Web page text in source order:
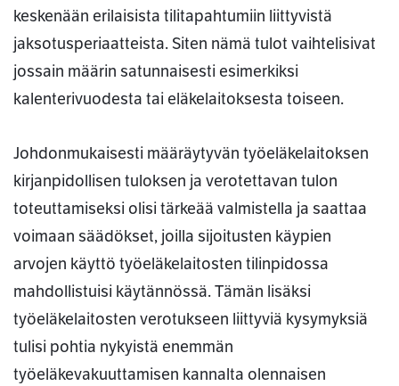
keskenään erilaisista tilitapahtumiin liittyvistä
jaksotusperiaatteista. Siten nämä tulot vaihtelisivat
jossain määrin satunnaisesti esimerkiksi
kalenterivuodesta tai eläkelaitoksesta toiseen.
Johdonmukaisesti määräytyvän työeläkelaitoksen
kirjanpidollisen tuloksen ja verotettavan tulon
toteuttamiseksi olisi tärkeää valmistella ja saattaa
voimaan säädökset, joilla sijoitusten käypien
arvojen käyttö työeläkelaitosten tilinpidossa
mahdollistuisi käytännössä. Tämän lisäksi
työeläkelaitosten verotukseen liittyviä kysymyksiä
tulisi pohtia nykyistä enemmän
työeläkevakuuttamisen kannalta olennaisen